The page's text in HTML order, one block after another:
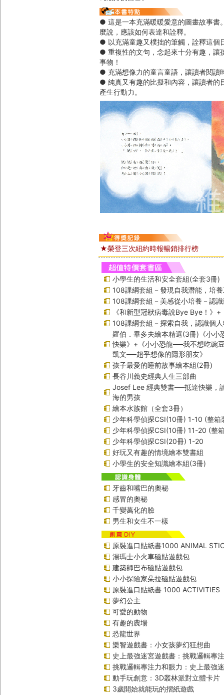
● 這是一本充滿暖暖愛意的圖畫故事書
麼說，應該如何表達和詮釋。
● 以充滿童趣又樸拙的筆觸，詮釋這個
● 重複性的文句，念起來十分有趣，讓
事物！
● 充滿想像力的童言童語，讓讀者閱讀
● 純真又有趣的比擬和內容，讓讀者的
產生行動力。
★榮登三次紐約時報暢銷排行榜
小學生的生活和安全套組(全套3冊)
108課綱套組－發現自我潛能，培
108課綱套組－美感從小培養－認
《和新型冠狀病毒說Bye Bye！》
108課綱套組－探索自我，認識個
羅伯．畢多夫繪本精選(3冊)《小小
快樂》+《小小恐龍──我不想吃豌
凱文──超乎想像的隱形朋友》
孩子最愛的睡前故事繪本組(2冊)
長谷川義史經典人生三部曲
Josef Lee 經典雙書──抵達快樂，
海的男孩
繪本水族館（全套3冊）
少年科學偵探CSI(10冊) 1-10 (整箱
少年科學偵探CSI(10冊) 11-20 (整
少年科學偵探CSI(20冊) 1-20
好玩又有趣的情境繪本雙書組
小學生的安全知識繪本組(3冊)
牙齒和嘴巴的奧秘
感冒的奧秘
千變萬化的臉
男生和女生不一樣
原裝進口貼紙書1000 ANIMAL
湯瑪士小火車磁貼遊戲包
建築師巴布磁貼遊戲包
小小探險家朵拉磁貼遊戲包
原裝進口貼紙書 1000 ACTIVITIES
夢幻公主
可愛的動物
有趣的農場
恐龍世界
樂智遊戲書：小女孩夢幻狂想曲
史上最強迷宮遊戲書：挑戰邏輯專
挑戰邏輯專注力和眼力：史上最強
動手玩創意：3D叢林派對立體卡片
3歲開始就能玩的摺紙遊戲